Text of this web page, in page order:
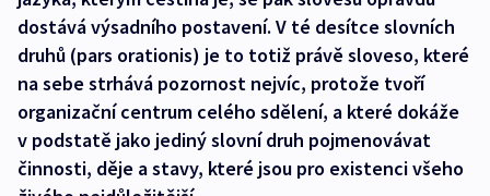
dostává výsadního postavení. V té desítce slovních
druhů (pars orationis) je to totiž právě sloveso, které
na sebe strhává pozornost nejvíc, protože tvoří
organizační centrum celého sdělení, a které dokáže
v podstatě jako jediný slovní druh pojmenovávat
činnosti, děje a stavy, které jsou pro existenci všeho